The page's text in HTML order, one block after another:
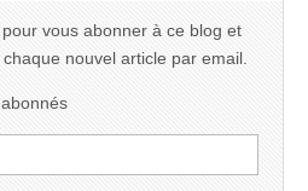
vous abonner à ce blog et
nouvel article par email.